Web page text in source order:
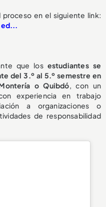
en el siguiente link:
que los estudiantes se
del 3.º al 5.º semestre en
o Quibdó, con un
experiencia en trabajo
a organizaciones o
de responsabilidad